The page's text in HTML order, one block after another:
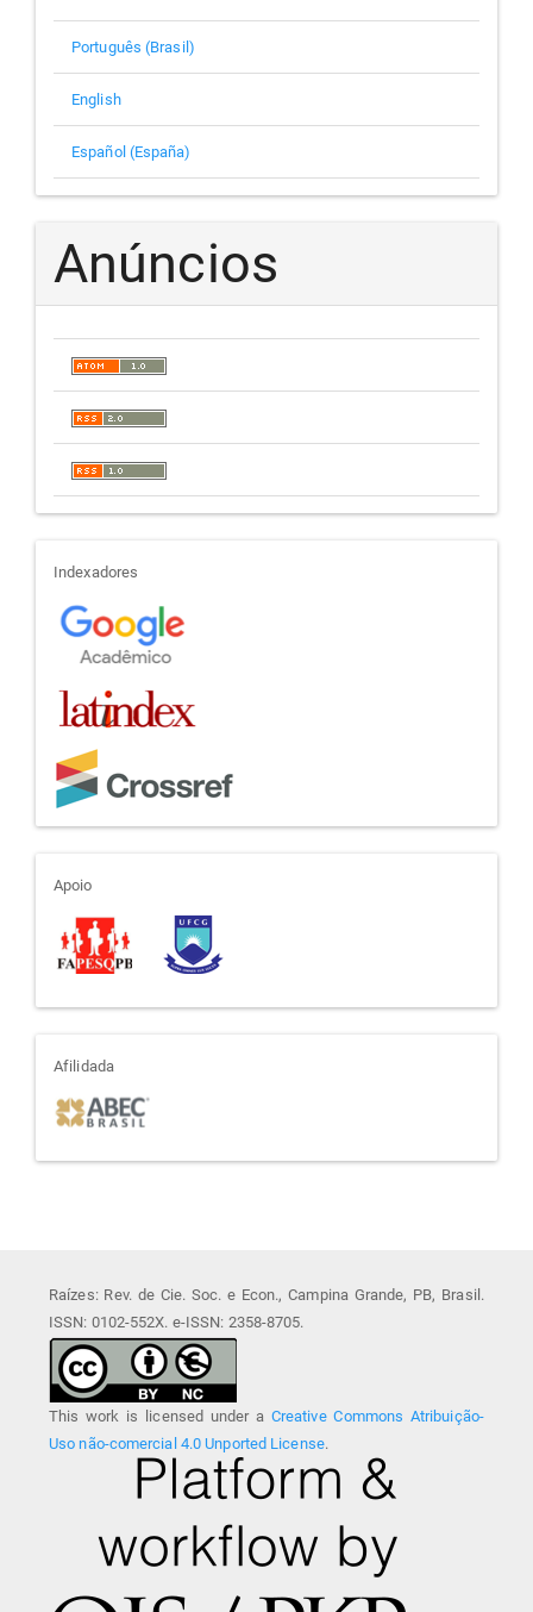
Português (Brasil)
English
Español (España)
Anúncios
indexadores
Indexadores
apoio
Apoio
afiliada
Afilidada
Raízes: Rev. de Cie. Soc. e Econ., Campina Grande, PB, Brasil.
ISSN: 0102-552X. e-ISSN: 2358-8705.
This work is licensed under a Creative Commons Atribuição-
Uso não-comercial 4.0 Unported License.